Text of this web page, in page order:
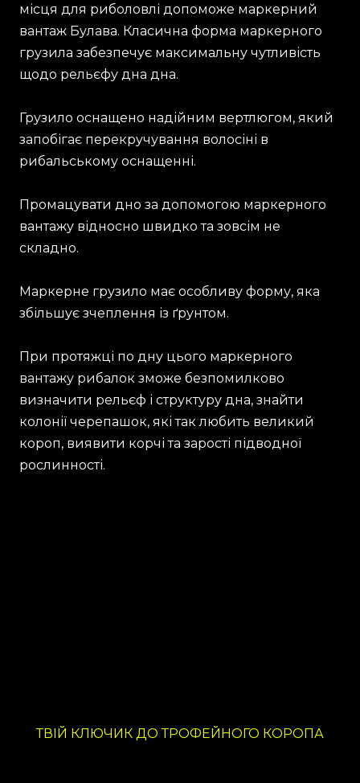
місця для риболовлі допоможе маркерний
вантаж Булава. Класична форма маркерного
грузила забезпечує максимальну чутливість
щодо рельєфу дна дна.
Грузило оснащено надійним вертлюгом, який
запобігає перекручування волосіні в
рибальському оснащенні.
Промацувати дно за допомогою маркерного
вантажу відносно швидко та зовсім не
складно.
Маркерне грузило має особливу форму, яка
збільшує зчеплення із ґрунтом.
При протяжці по дну цього маркерного
вантажу рибалок зможе безпомилково
визначити рельєф і структуру дна, знайти
колонії черепашок, які так любить великий
короп, виявити корчі та зарості підводної
рослинності.
ТВІЙ КЛЮЧИК ДО ТРОФЕЙНОГО КОРОПА